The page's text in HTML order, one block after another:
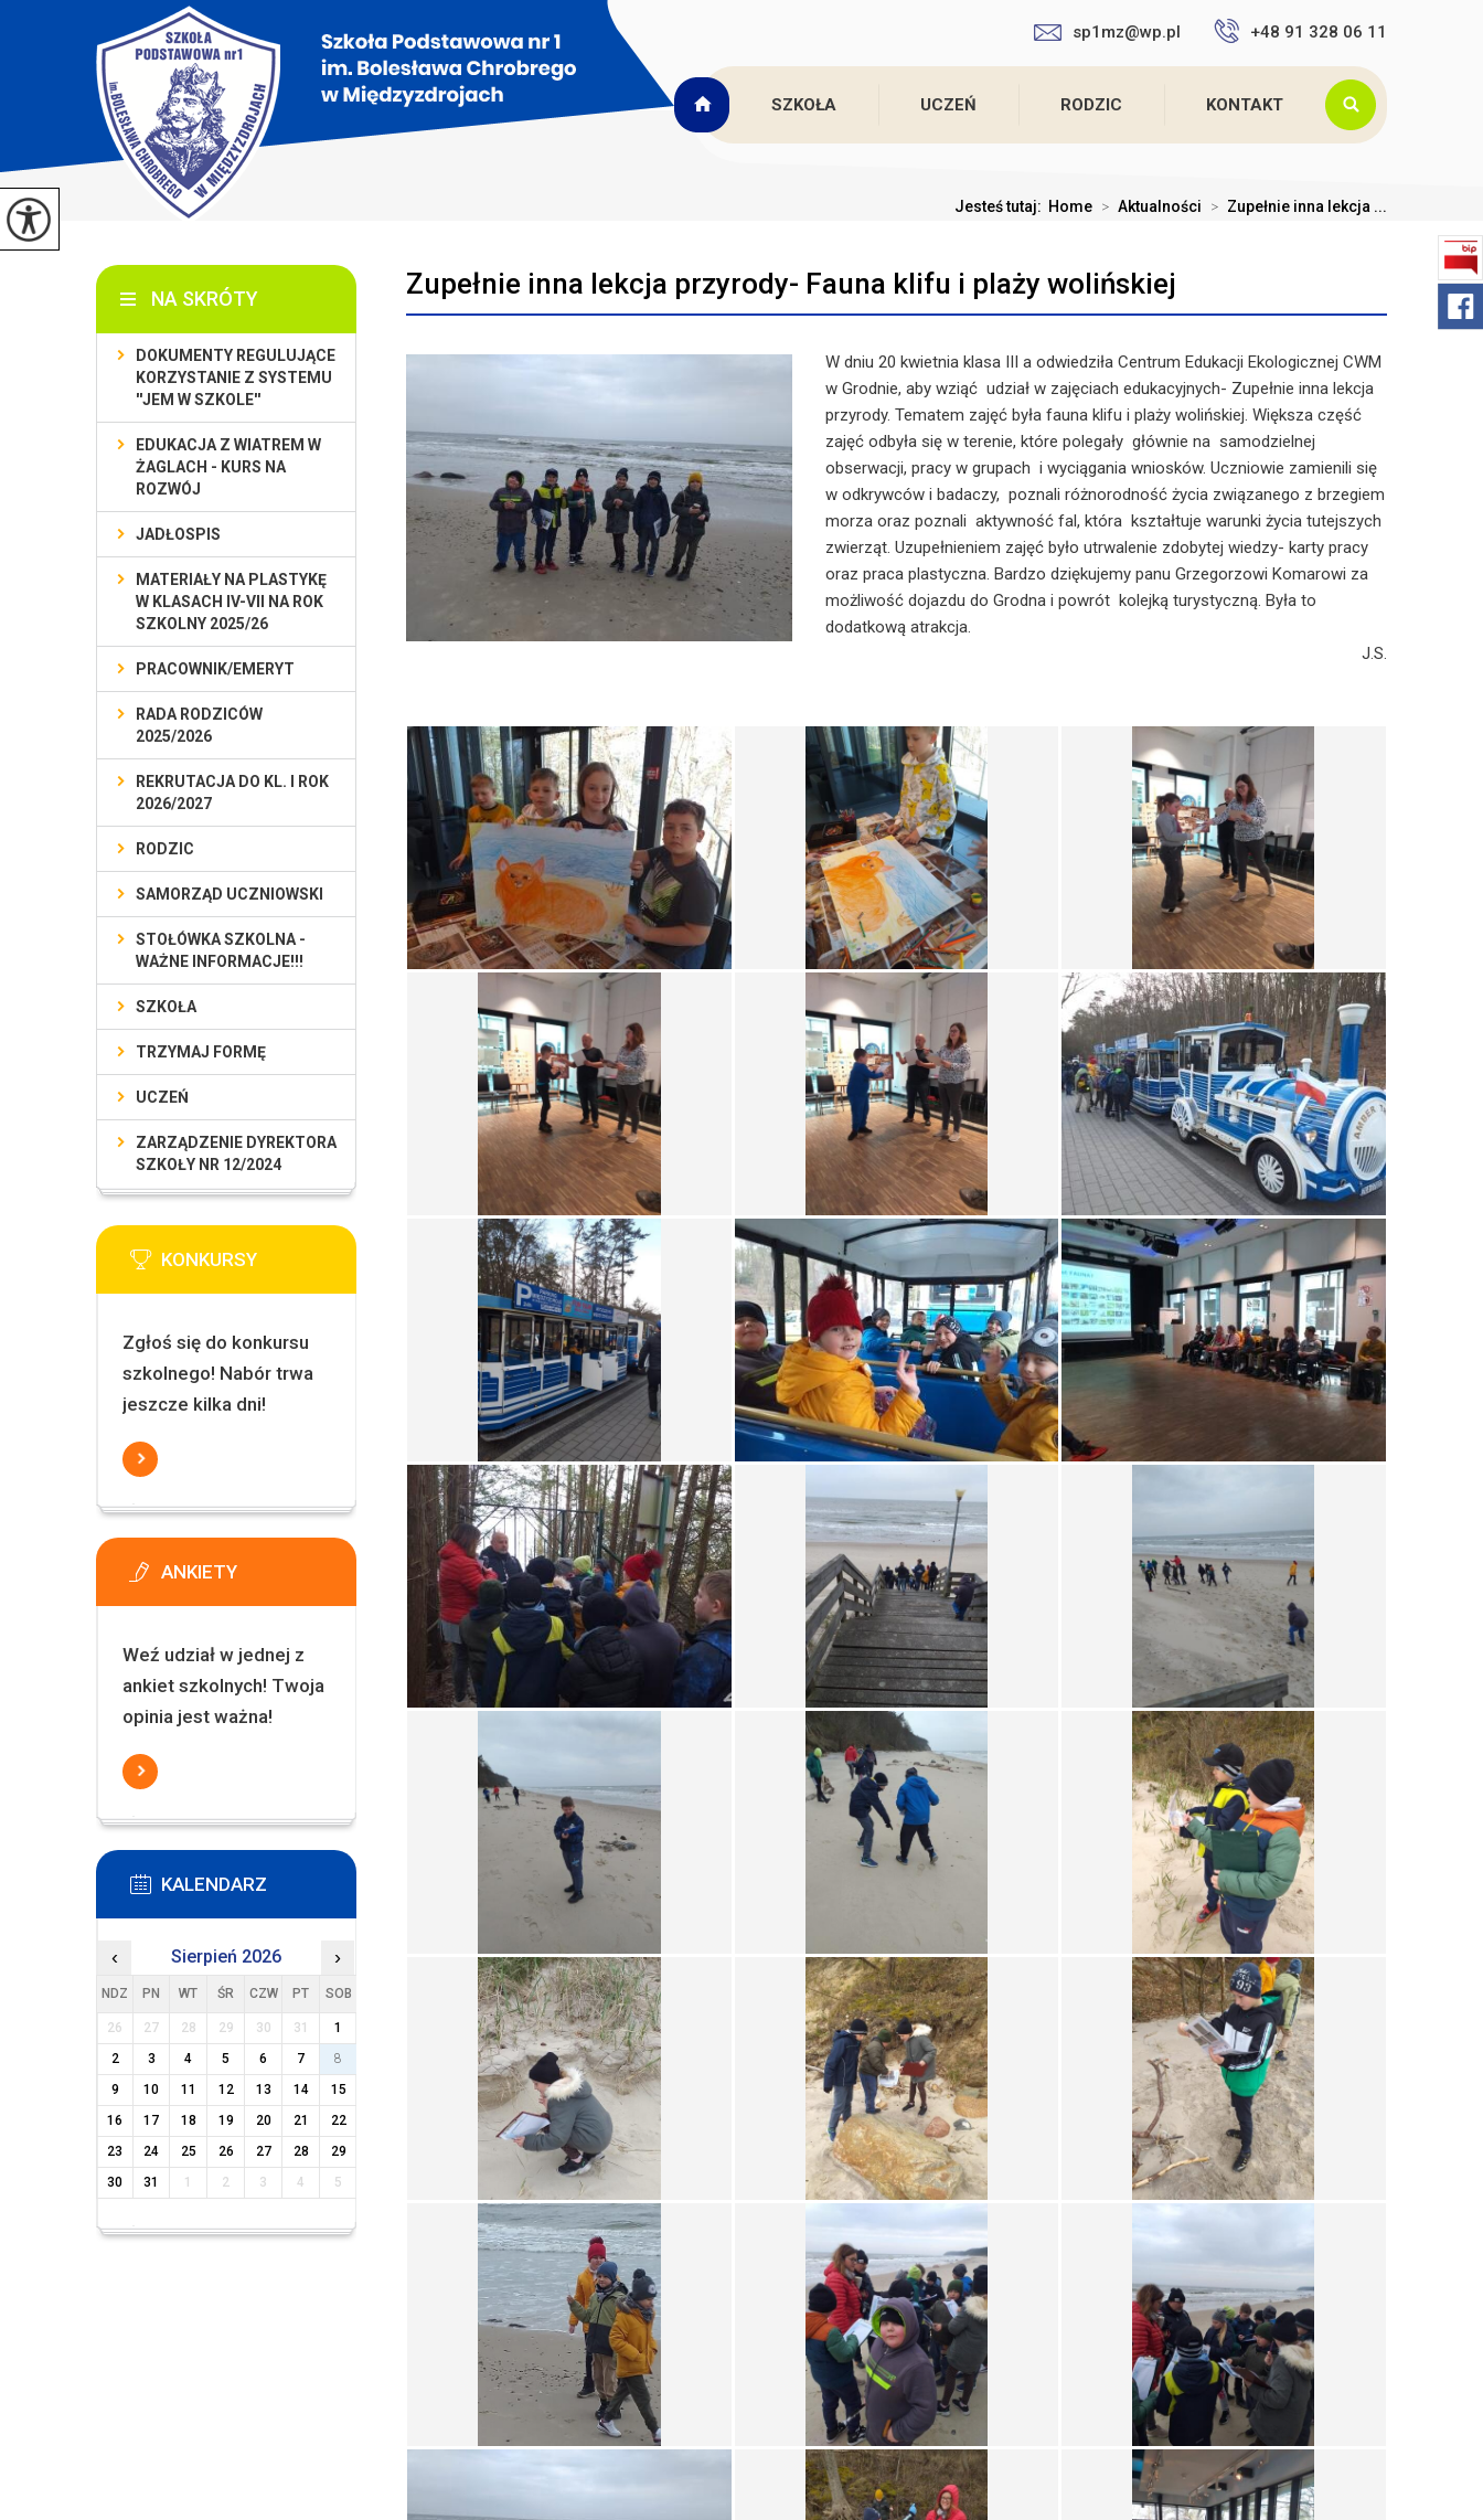
sp1mz@wp.pl +48 91 328 06 11
SZKOŁA UCZEŃ RODZIC KONTAKT
Jesteś tutaj: Home > Aktualności > Zupełnie inna lekcja ...
Zupełnie inna lekcja przyrody- Fauna klifu i plaży wolińskiej
W dniu 20 kwietnia klasa III a odwiedziła Centrum Edukacji Ekologicznej CWM
w Grodnie, aby wziąć udział w zajęciach edukacyjnych- Zupełnie inna lekcja
przyrody. Tematem zajęć była fauna klifu i plaży wolińskiej. Większa część
zajęć odbyła się w terenie, które polegały głównie na samodzielnej
obserwacji, pracy w grupach i wyciągania wniosków. Uczniowie zamienili się
w odkrywców i badaczy, poznali różnorodność życia związanego z brzegiem
morza oraz poznali aktywność fal, która kształtuje warunki życia tutejszych
zwierząt. Uzupełnieniem zajęć było utrwalenie zdobytej wiedzy- karty pracy
oraz praca plastyczna. Bardzo dziękujemy panu Grzegorzowi Komarowi za
możliwość dojazdu do Grodna i powrót kolejką turystyczną. Była to
dodatkową atrakcja.
J.S.
NA SKRÓTY
DOKUMENTY REGULUJĄCE
KORZYSTANIE Z SYSTEMU
''JEM W SZKOLE''
EDUKACJA Z WIATREM W
ŻAGLACH - KURS NA
ROZWÓJ
JADŁOSPIS
MATERIAŁY NA PLASTYKĘ
W KLASACH IV-VII NA ROK
SZKOLNY 2025/26
PRACOWNIK/EMERYT
RADA RODZICÓW
2025/2026
REKRUTACJA DO KL. I ROK
2026/2027
RODZIC
SAMORZĄD UCZNIOWSKI
STOŁÓWKA SZKOLNA -
WAŻNE INFORMACJE!!!
SZKOŁA
TRZYMAJ FORMĘ
UCZEŃ
ZARZĄDZENIE DYREKTORA
SZKOŁY NR 12/2024
KONKURSY
Zgłoś się do konkursu
szkolnego! Nabór trwa
jeszcze kilka dni!
ANKIETY
Weź udział w jednej z
ankiet szkolnych! Twoja
opinia jest ważna!
KALENDARZ
‹ Sierpień 2026 ›
NDZ PN WT ŚR CZW PT SOB
26 27 28 29 30 31
1
2
3 4 5 6 7
8
9
10 11 12 13 14
15
16
17 18 19 20 21
22
23
24 25 26 27 28
29
30
31 1 2 3 4 5